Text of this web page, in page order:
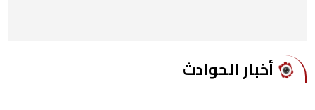
أخبار الحوادث